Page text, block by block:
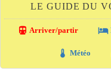
LE GUIDE DU
directions_transit Arriver/partir local_hotel
thermostat Météo